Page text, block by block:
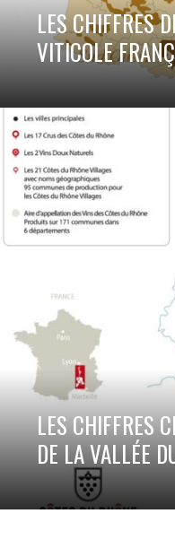
LES CHIFFRES
VITICOLE
LES CHIFFRES
DE LA VALLÉE